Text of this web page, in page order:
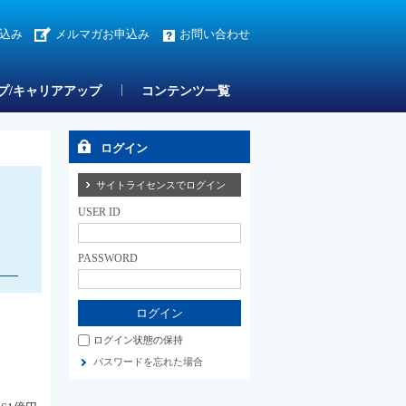
み メルマガお申込み お問い合わせ
/キャリアアップ コンテンツ一覧
ログイン
サイトライセンスでログイン
USER ID
PASSWORD
ログイン状態の保持
パスワードを忘れた場合